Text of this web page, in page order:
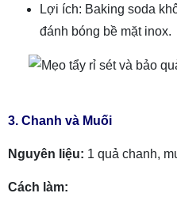
Lợi ích: Baking soda
đánh bóng bề mặt inox.
3. Chanh và Muối
Nguyên liệu: 1 quả chanh,
Cách làm: